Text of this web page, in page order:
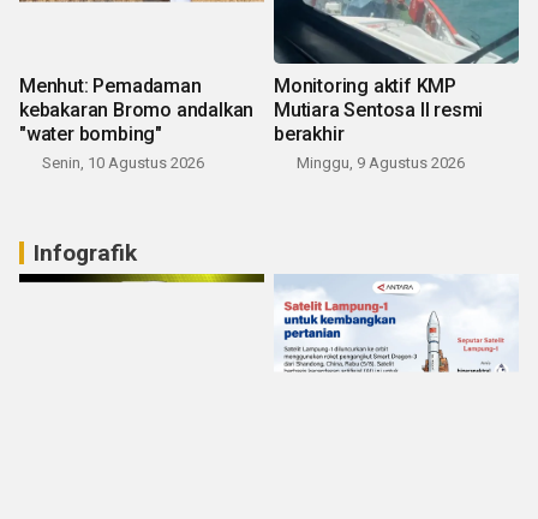
Menhut: Pemadaman
kebakaran Bromo andalkan
"water bombing"
Senin, 10 Agustus 2026
Monitoring aktif KMP
Mutiara Sentosa II resmi
berakhir
Minggu, 9 Agustus 2026
Infografik